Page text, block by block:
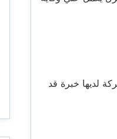
لديها خبرة قد